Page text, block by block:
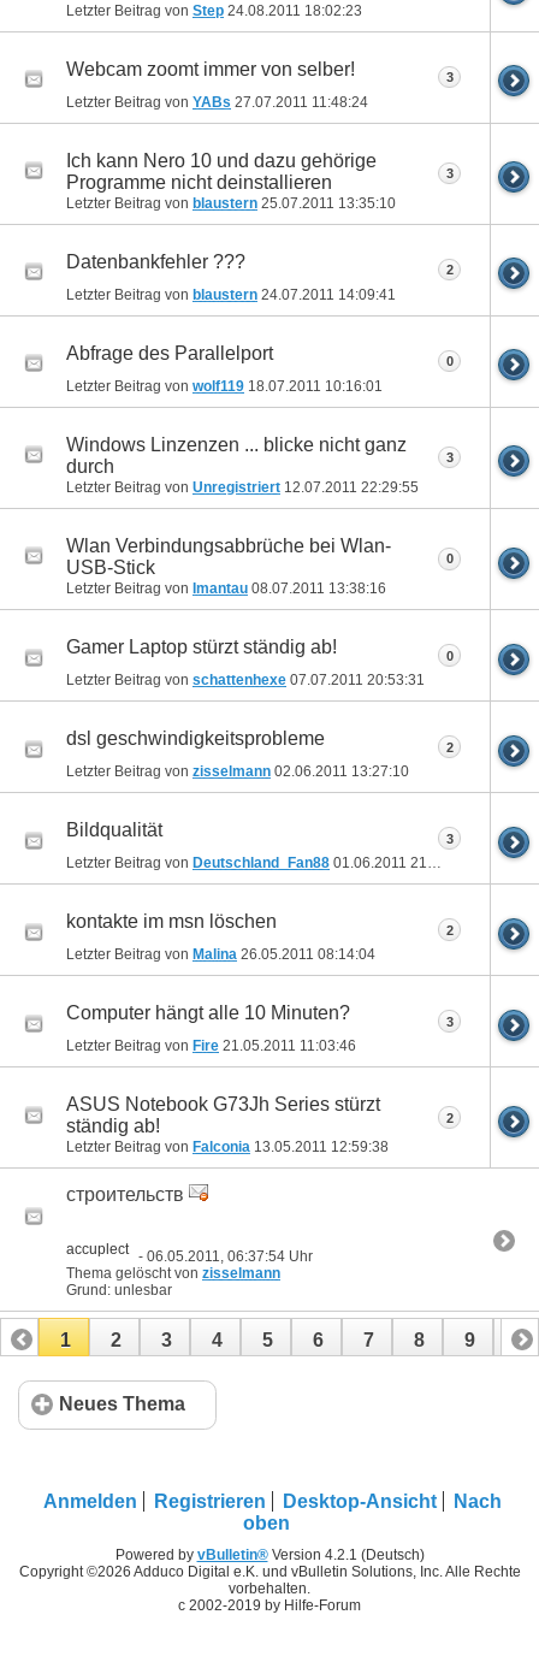
Letzter Beitrag von Step 24.08.2011 18:02:23
Webcam zoomt immer von selber!
Letzter Beitrag von YABs 27.07.2011 11:48:24
3
Ich kann Nero 10 und dazu gehörige
Programme nicht deinstallieren
Letzter Beitrag von blaustern 25.07.2011 13:35:10
3
Datenbankfehler ???
Letzter Beitrag von blaustern 24.07.2011 14:09:41
2
Abfrage des Parallelport
Letzter Beitrag von wolf119 18.07.2011 10:16:01
0
Windows Linzenzen ... blicke nicht ganz
durch
Letzter Beitrag von Unregistriert 12.07.2011 22:29:55
3
Wlan Verbindungsabbrüche bei Wlan-
USB-Stick
Letzter Beitrag von Imantau 08.07.2011 13:38:16
0
Gamer Laptop stürzt ständig ab!
Letzter Beitrag von schattenhexe 07.07.2011 20:53:31
0
dsl geschwindigkeitsprobleme
Letzter Beitrag von zisselmann 02.06.2011 13:27:10
2
Bildqualität
Letzter Beitrag von Deutschland_Fan88 01.06.2011 21:00:45
3
kontakte im msn löschen
Letzter Beitrag von Malina 26.05.2011 08:14:04
2
Computer hängt alle 10 Minuten?
Letzter Beitrag von Fire 21.05.2011 11:03:46
3
ASUS Notebook G73Jh Series stürzt
ständig ab!
Letzter Beitrag von Falconia 13.05.2011 12:59:38
2
строительств
accuplect - 06.05.2011, 06:37:54 Uhr
Thema gelöscht von zisselmann
Grund: unlesbar
1 2 3 4 5 6 7 8 9 10
11 12 13 14
Neues Thema
Anmelden Registrieren Desktop-Ansicht
Nach
oben
Powered by vBulletin®Version 4.2.1 (Deutsch)
Copyright ©2026 Adduco Digital e.K. und vBulletin Solutions, Inc. Alle Rechte
vorbehalten.
c 2002-2019 by Hilfe-Forum